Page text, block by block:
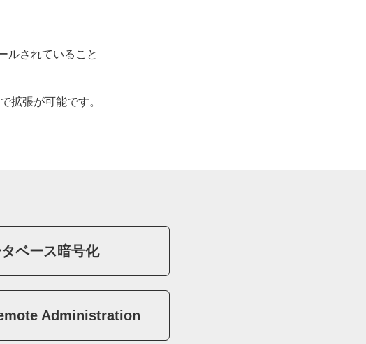
ルされていること
拡張が可能です。
ベース暗号化
Administration